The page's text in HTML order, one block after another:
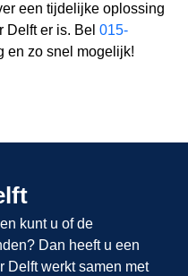
een tijdelijke oplossing
Delft er is. Bel 015-
en zo snel mogelijk!
kunt u of de
Dan heeft u een
werkt samen met